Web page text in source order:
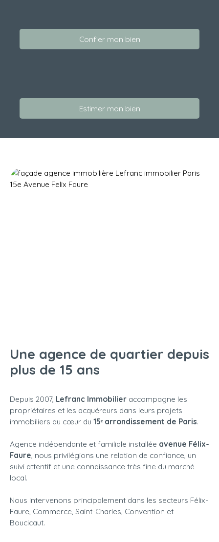
Confier mon bien
Estimer mon bien
Une agence de quartier depuis
plus de 15 ans
Depuis 2007, Lefranc Immobilier accompagne les
propriétaires et les acquéreurs dans leurs projets
immobiliers au cœur du 15ᵉ arrondissement de Paris.
Agence indépendante et familiale installée avenue Félix-
Faure, nous privilégions une relation de confiance, un
suivi attentif et une connaissance très fine du marché
local.
Nous intervenons principalement dans les secteurs Félix-
Faure, Commerce, Saint-Charles, Convention et
Boucicaut.